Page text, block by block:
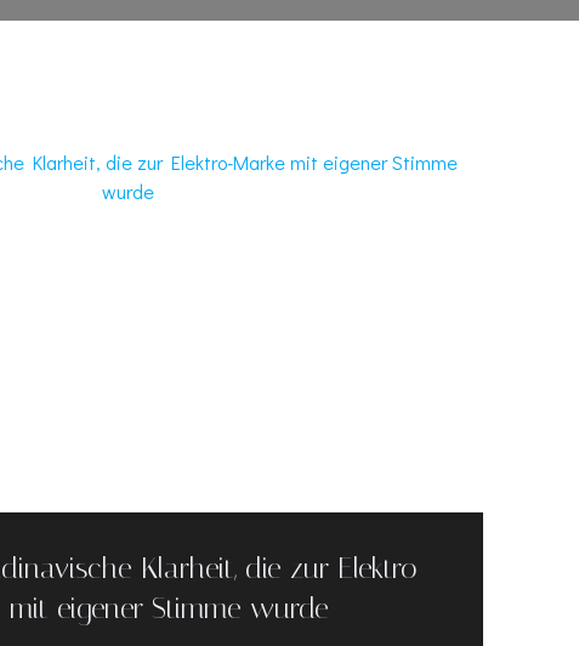
Klarheit, die zur Elektro-
mit eigener Stimme wurde